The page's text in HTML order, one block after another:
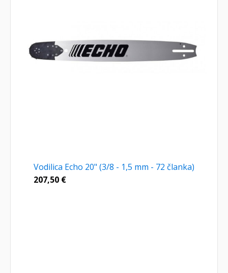
Vodilica Echo 20" (3/8 - 1,5 mm - 72 članka)
207,50 €